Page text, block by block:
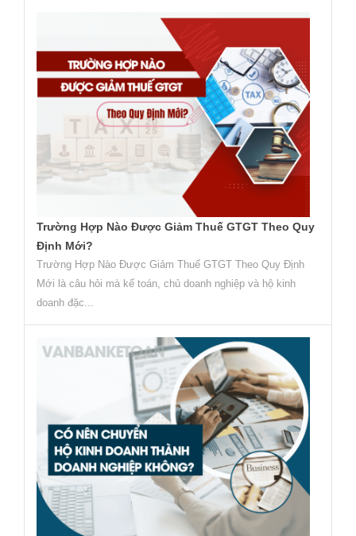
Trường Hợp Nào Được Giảm Thuế GTGT Theo Quy
Định Mới?
Trường Hợp Nào Được Giảm Thuế GTGT Theo Quy Định
Mới là câu hỏi mà kế toán, chủ doanh nghiệp và hộ kinh
doanh đặc...